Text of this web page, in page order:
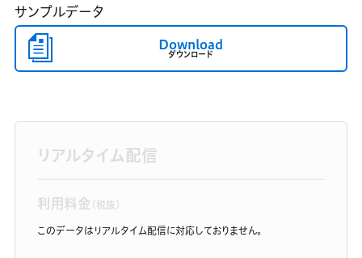
サンプルデータ
Download
ダウンロード
リアルタイム配信
利用料金 （税抜）
このデータはリアルタイム配信に対応しておりません。